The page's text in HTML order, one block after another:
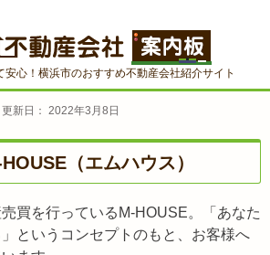
安心！横浜市のおすすめ不動産会社紹介サイト
更新日：2022年3月8日
（エムハウス）
買を行っているM-HOUSE。「あなた
というコンセプトのもと、お客様へ